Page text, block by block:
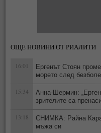
ОЩЕ НОВИНИ ОТ РИАЛИТИ
16:01
Ергенът Стоян
морето след
15:34
Анна-Шермин:
зрителите са
13:18
СНИМКА: Райна
мъжа си